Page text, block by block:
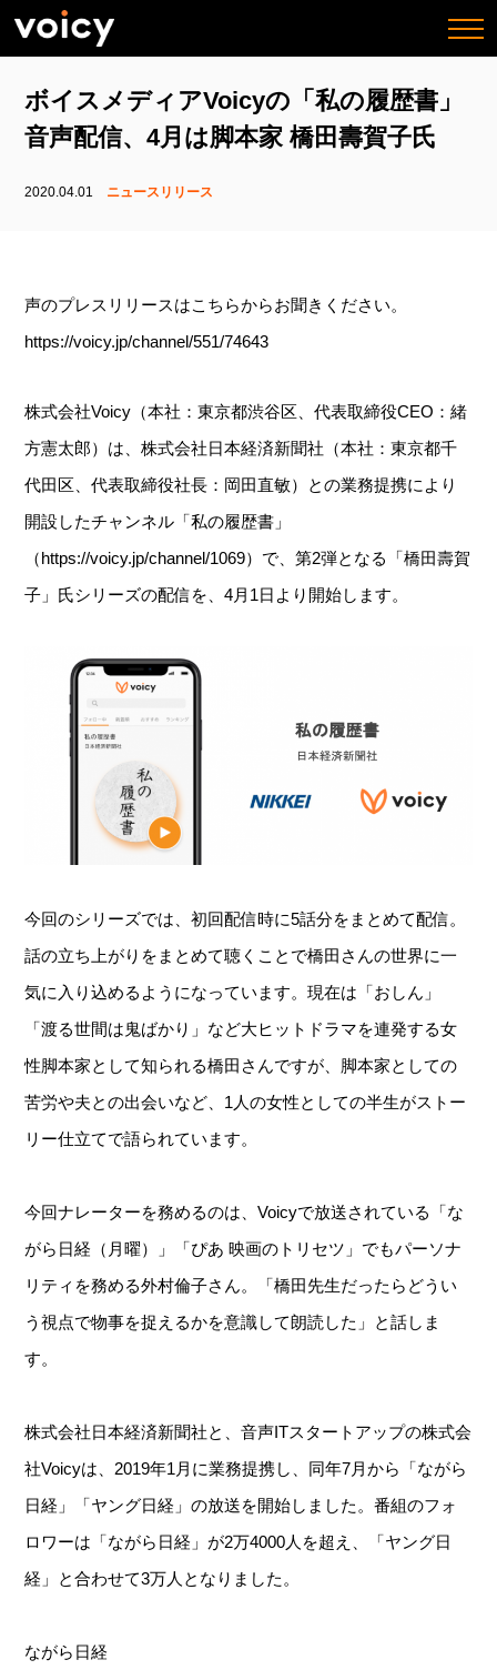
ボイスメディアVoicyの「私の履歴書」
音声配信、4月は脚本家 橋田壽賀子氏
2020.04.01 ニュースリリース
声のプレスリリースはこちらからお聞きください。
https://voicy.jp/channel/551/74643
株式会社Voicy（本社：東京都渋谷区、代表取締役CEO：緒
方憲太郎）は、株式会社日本経済新聞社（本社：東京都千
代田区、代表取締役社長：岡田直敏）との業務提携により
開設したチャンネル「私の履歴書」
（https://voicy.jp/channel/1069）で、第2弾となる「橋田壽賀
子」氏シリーズの配信を、4月1日より開始します。
今回のシリーズでは、初回配信時に5話分をまとめて配信。
話の立ち上がりをまとめて聴くことで橋田さんの世界に一
気に入り込めるようになっています。現在は「おしん」
「渡る世間は鬼ばかり」など大ヒットドラマを連発する女
性脚本家として知られる橋田さんですが、脚本家としての
苦労や夫との出会いなど、1人の女性としての半生がストー
リー仕立てで語られています。
今回ナレーターを務めるのは、Voicyで放送されている「な
がら日経（月曜）」「ぴあ 映画のトリセツ」でもパーソナ
リティを務める外村倫子さん。「橋田先生だったらどうい
う視点で物事を捉えるかを意識して朗読した」と話しま
す。
株式会社日本経済新聞社と、音声ITスタートアップの株式会
社Voicyは、2019年1月に業務提携し、同年7月から「ながら
日経」「ヤング日経」の放送を開始しました。番組のフォ
ロワーは「ながら日経」が2万4000人を超え、「ヤング日
経」と合わせて3万人となりました。
ながら日経